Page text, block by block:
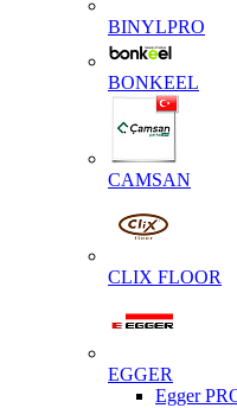
BINYLPRO
BONKEEL
CAMSAN
CLIX FLOOR
EGGER
Egger